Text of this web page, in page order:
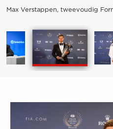
Max Verstappen, tweevoudig